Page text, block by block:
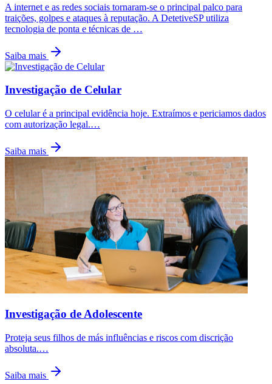
A internet e as redes sociais tornaram-se o principal palco para
traições, golpes e ataques à reputação. A DetetiveSP utiliza
tecnologia de ponta e técnicas de …
Saiba mais
Investigação de Celular
O celular é a principal evidência hoje. Extraímos e periciamos dados
com autorização legal.…
Saiba mais
Investigação de Adolescente
Proteja seus filhos de más influências e riscos com discrição
absoluta.…
Saiba mais